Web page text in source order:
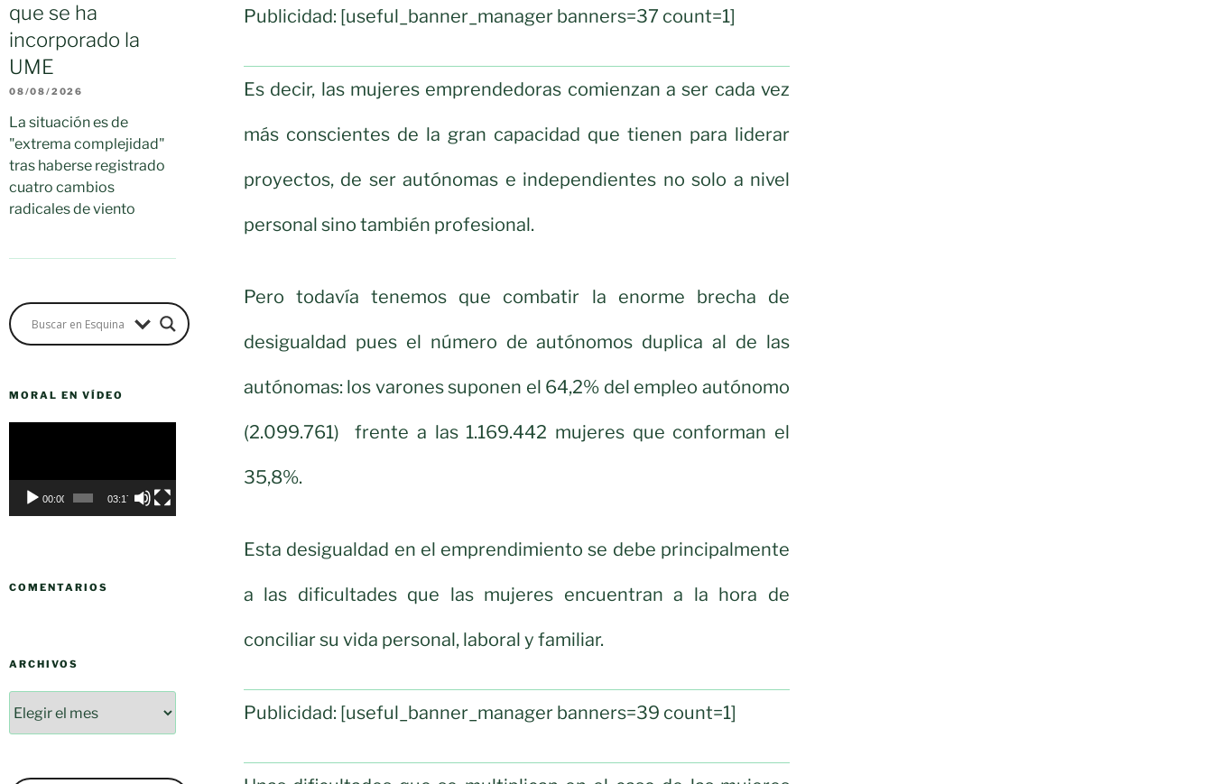
que se ha
incorporado la
UME
08/08/2026
La situación es de
"extrema complejidad"
tras haberse registrado
cuatro cambios
radicales de viento
MORAL EN VÍDEO
00:00 03:17
COMENTARIOS
ARCHIVOS
Publicidad: [useful_banner_manager banners=37 count=1]
Es decir, las mujeres emprendedoras comienzan a ser cada vez
más conscientes de la gran capacidad que tienen para liderar
proyectos, de ser autónomas e independientes no solo a nivel
personal sino también profesional.
Pero todavía tenemos que combatir la enorme brecha de
desigualdad pues el número de autónomos duplica al de las
autónomas: los varones suponen el 64,2% del empleo autónomo
(2.099.761) frente a las 1.169.442 mujeres que conforman el
35,8%.
Esta desigualdad en el emprendimiento se debe principalmente
a las dificultades que las mujeres encuentran a la hora de
conciliar su vida personal, laboral y familiar.
Publicidad: [useful_banner_manager banners=39 count=1]